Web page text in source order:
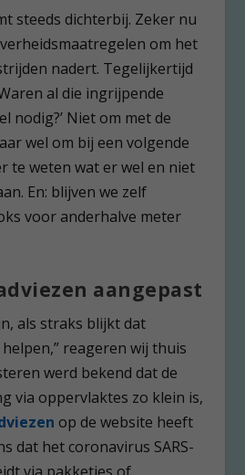
steeds dichterbij. Zeker nu
om het
nadert. Tegelijkertijd
al die ingrijpende
nodig?’ Niet om met de
wel om bij een volgende
te weten wat er wel en niet
En: blijven we zelf
voor anderhalve meter
aangepast
als straks blijkt dat
reageren wij thuis
werd bekend dat de
via oppervlaktes zo klein is,
op de website heeft
dat het coronavirus SARS-